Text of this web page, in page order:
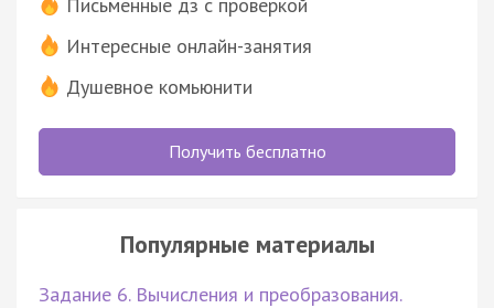
Интересные онлайн-занятия
Душевное комьюнити
Получить бесплатно
Популярные материалы
Задание 6. Вычисления и преобразования.